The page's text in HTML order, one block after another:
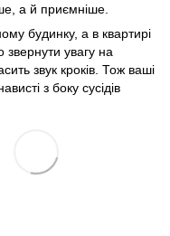
а й приємніше.
будинку, а в квартирі
звернути увагу на
звук кроків. Тож ваші
з боку сусідів